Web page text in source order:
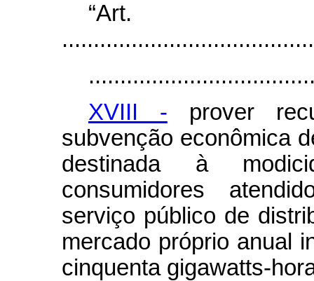
XVIII - prover
subvenção econômica
destinada à
consumidores
serviço público de
mercado próprio anual
cinquenta gigawatts-